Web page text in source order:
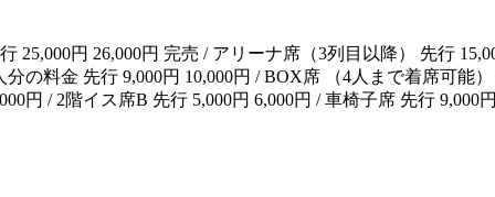
25,000円 26,000円 完売 / アリーナ席（3列目以降） 先行
の料金 先行 9,000円 10,000円 / BOX席 （4人まで着席可能
円 / 2階イス席B 先行 5,000円 6,000円 / 車椅子席 先行 9,000